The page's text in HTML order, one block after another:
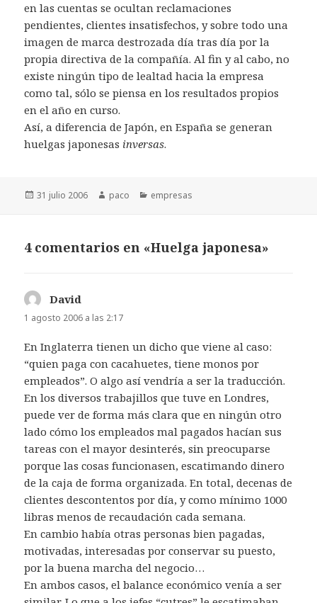
en las cuentas se ocultan reclamaciones
pendientes, clientes insatisfechos, y sobre todo una
imagen de marca destrozada día tras día por la
propia directiva de la compañía. Al fin y al cabo, no
existe ningún tipo de lealtad hacia la empresa
como tal, sólo se piensa en los resultados propios
en el año en curso.
Así, a diferencia de Japón, en España se generan
huelgas japonesas inversas.
Publicado
31 julio 2006 Autor
paco Categorías
empresas
4 comentarios en «Huelga japonesa»
David
1 agosto 2006 a las 2:17
En Inglaterra tienen un dicho que viene al caso:
“quien paga con cacahuetes, tiene monos por
empleados”. O algo así vendría a ser la traducción.
En los diversos trabajillos que tuve en Londres,
puede ver de forma más clara que en ningún otro
lado cómo los empleados mal pagados hacían sus
tareas con el mayor desinterés, sin preocuparse
porque las cosas funcionasen, escatimando dinero
de la caja de forma organizada. En total, decenas de
clientes descontentos por día, y como mínimo 1000
libras menos de recaudación cada semana.
En cambio había otras personas bien pagadas,
motivadas, interesadas por conservar su puesto,
por la buena marcha del negocio…
En ambos casos, el balance económico venía a ser